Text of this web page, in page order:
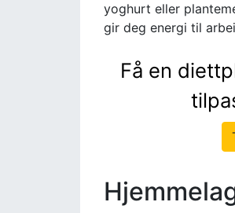
yoghurt eller
gir deg energi til
Få en